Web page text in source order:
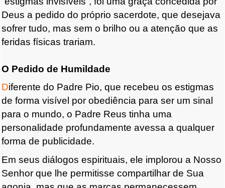
Deus a pedido do próprio sacerdote, que desejava
sofrer tudo, mas sem o brilho ou a atenção que as
feridas físicas trariam.
O Pedido de Humildade
Diferente do Padre Pio, que recebeu os estigmas
de forma visível por obediência para ser um sinal
para o mundo, o Padre Reus tinha uma
personalidade profundamente avessa a qualquer
forma de publicidade.
Em seus diálogos espirituais, ele implorou a Nosso
Senhor que lhe permitisse compartilhar de Sua